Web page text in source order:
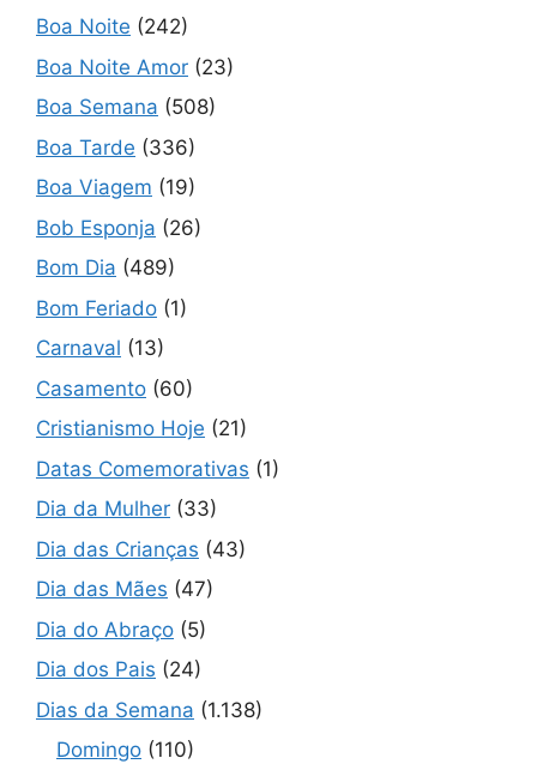
Boa Noite (242)
Boa Noite Amor (23)
Boa Semana (508)
Boa Tarde (336)
Boa Viagem (19)
Bob Esponja (26)
Bom Dia (489)
Bom Feriado (1)
Carnaval (13)
Casamento (60)
Cristianismo Hoje (21)
Datas Comemorativas (1)
Dia da Mulher (33)
Dia das Crianças (43)
Dia das Mães (47)
Dia do Abraço (5)
Dia dos Pais (24)
Dias da Semana (1.138)
Domingo (110)